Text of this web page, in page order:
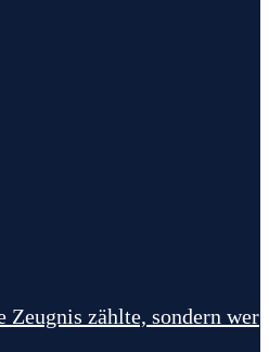
Zeugnis zählte, sondern wer